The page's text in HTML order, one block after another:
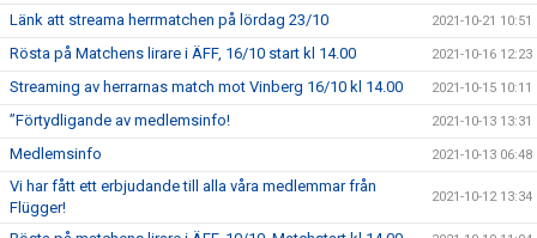
Länk att streama herrmatchen på lördag 23/10 2021-10-21 10:51
Rösta på Matchens lirare i ÄFF, 16/10 start kl 14.00 2021-10-16 12:23
Streaming av herrarnas match mot Vinberg 16/10 kl 14.00 2021-10-15 10:11
”Förtydligande av medlemsinfo! 2021-10-13 13:31
Medlemsinfo 2021-10-13 06:48
Vi har fått ett erbjudande till alla våra medlemmar från
Flügger!
2021-10-12 13:34